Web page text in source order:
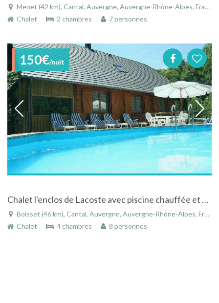
Menet (42 km), Cantal, Auvergne, Auvergne-Rhône-Alpes, France
Chalet
2 chambres 7 personnes
150€/nuit
Chalet l'enclos de Lacoste avec piscine chauffée et spa à 45 mn du Super Lioran en Auvergne
Boisset (46 km), Cantal, Auvergne, Auvergne-Rhône-Alpes, France
Chalet
4 chambres 8 personnes